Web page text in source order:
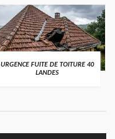
URGENCE FUITE DE TOITURE 40
LANDES